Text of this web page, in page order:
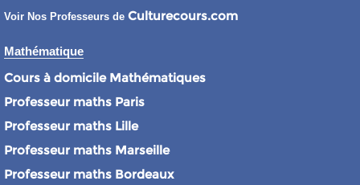
Voir Nos Professeurs de Culturecours.com
Mathématique
Cours à domicile Mathématiques
Professeur maths Paris
Professeur maths Lille
Professeur maths Marseille
Professeur maths Bordeaux